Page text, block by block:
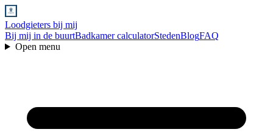
Loodgieters bij mij
Bij mij in de buurtBadkamer calculatorStedenBlogFAQ
Open menu